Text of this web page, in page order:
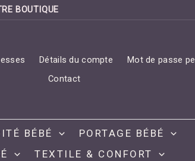
BOUTIQUE
Détails du compte
Mot de passe
Contact
BÉBÉ
PORTAGE BÉBÉ
TEXTILE & CONFORT